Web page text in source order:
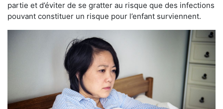
partie et d’éviter de se gratter au risque que des infections
pouvant constituer un risque pour l’enfant surviennent.